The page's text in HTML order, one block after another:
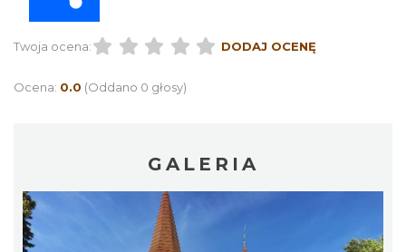
Twoja ocena: DODAJ OCENĘ
Ocena: 0.0 (Oddano 0 głosy)
GALERIA